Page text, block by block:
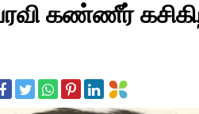
கண்ணீர்